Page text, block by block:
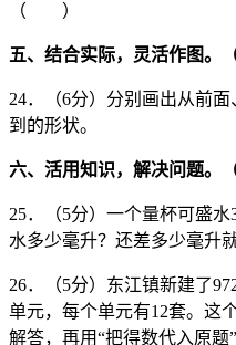
（ ）
五、结合实际，灵活作图。
24．（6分）分别画出从前
到的形状。
六、活用知识，解决问题。
25．（5分）一个量杯可盛
水多少毫升？还差多少毫升就
26．（5分）东江镇新建了
单元，每个单元有12套。这
解答，再用“把得数代入原题